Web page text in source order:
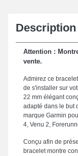
Description
Attention :
vente.
Admirez ce
de s'installer sur
22 mm élégant
adapté dans le but
marque Garmin
4, Venu 2,
Conçu afin de
bracelet montre